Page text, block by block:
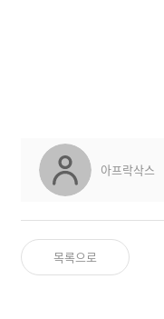
아프락삭스
목록으로